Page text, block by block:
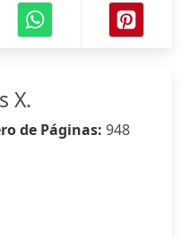
X.
de Páginas: 948